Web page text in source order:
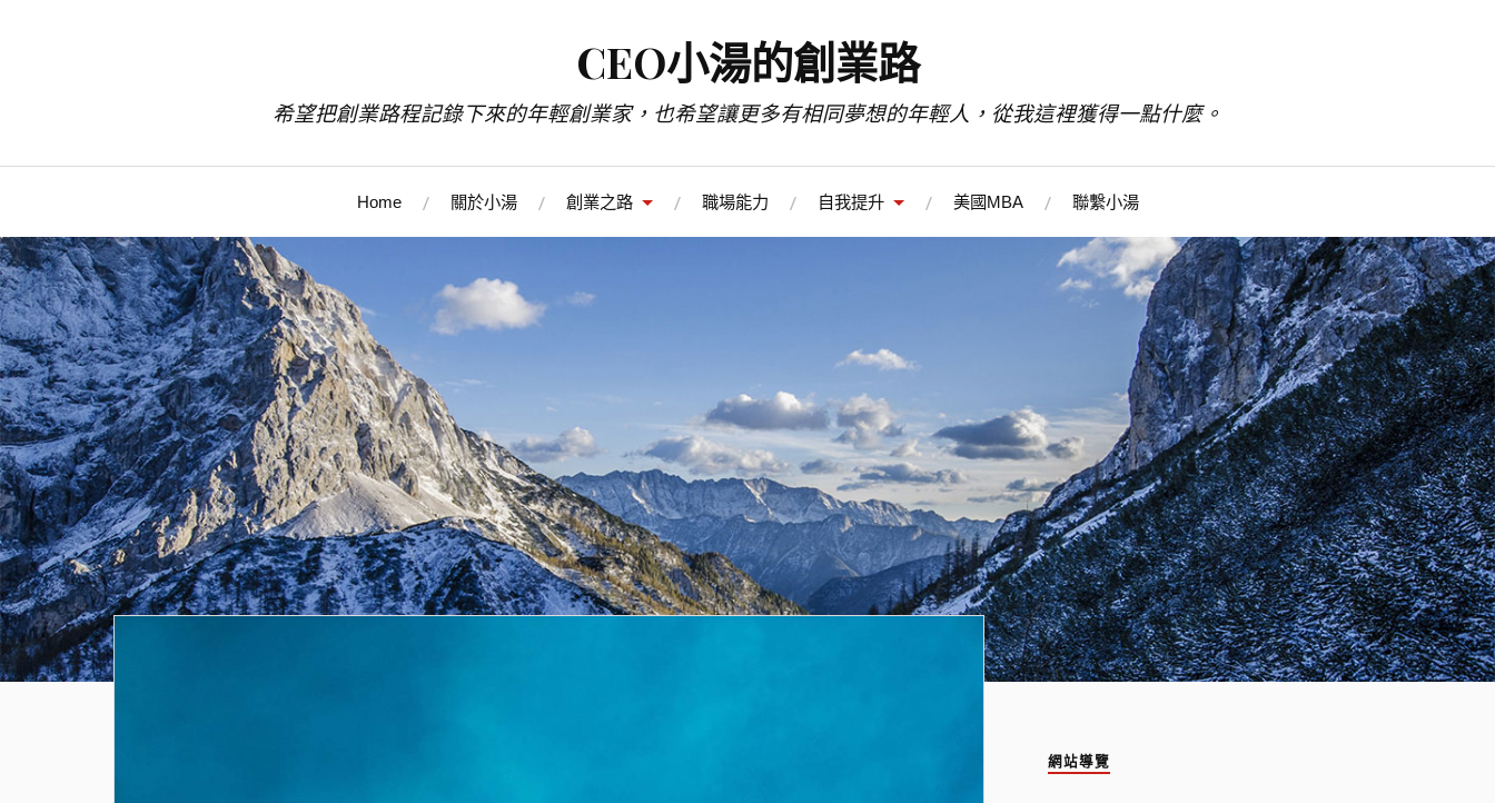
CEO小湯的創業路
希望把創業路程記錄下來的年輕創業家，也希望讓更多有相同夢想的年輕人，從我這裡獲得一點什麼。
Home 關於小湯 創業之路 職場能力 自我提升 美國MBA 聯繫小湯
網站導覽